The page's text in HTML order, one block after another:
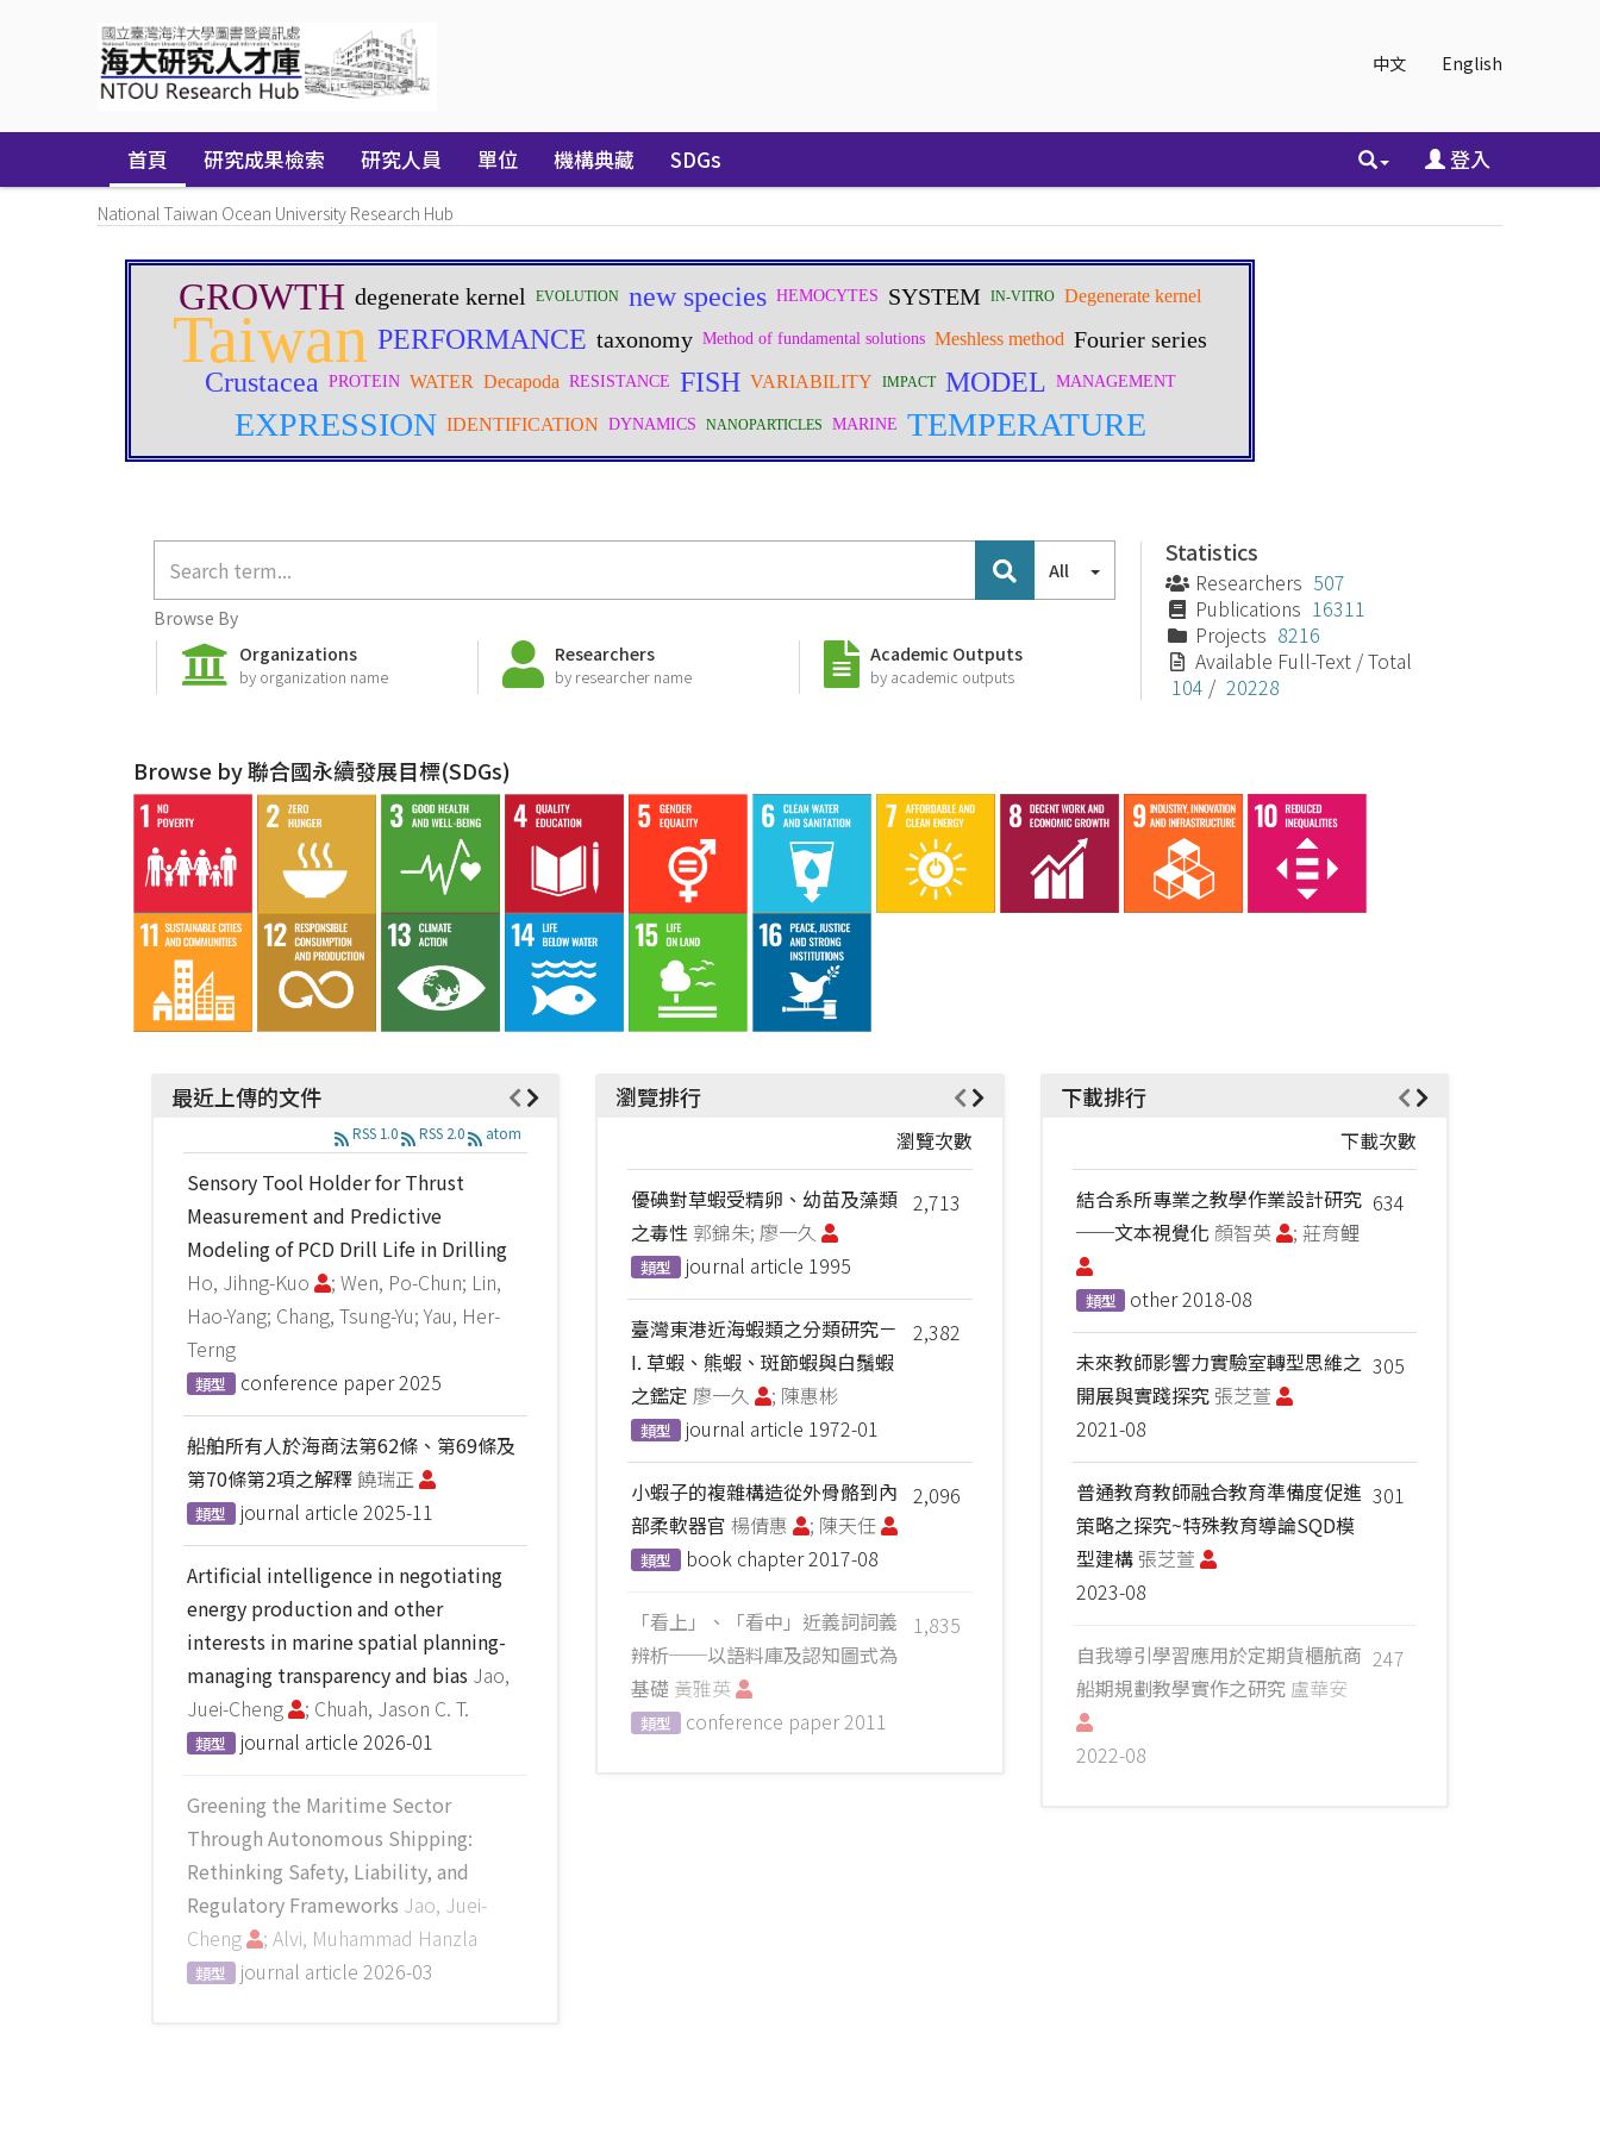
中文 English
首頁 研究成果檢索 研究人員 單位 機構典藏 SDGs 登入
National Taiwan Ocean University Research Hub
All
Browse By
Organizations
by organization name
Researchers
by researcher name
Academic Outputs
by academic outputs
Statistics
Researchers 507
Publications 16311
Projects 8216
Available Full-Text / Total
104 / 20228
Browse by 聯合國永續發展目標(SDGs)
最近上傳的文件
RSS 1.0 RSS 2.0 atom
Sensory Tool Holder for Thrust
Measurement and Predictive
Modeling of PCD Drill Life in Drilling
Ho, Jihng-Kuo
; Wen, Po-Chun; Lin,
Hao-Yang; Chang, Tsung-Yu; Yau, Her-
Terng
類型 conference paper2025
船舶所有人於海商法第62條、第69條及
第70條第2項之解釋饒瑞正
類型 journal article 2025-11
Artificial intelligence in negotiating
energy production and other
interests in marine spatial planning-
managing transparency and bias Jao,
Juei-Cheng
; Chuah, Jason C. T.
類型 journal article 2026-01
Greening the Maritime Sector
Through Autonomous Shipping:
Rethinking Safety, Liability, and
Regulatory Frameworks Jao, Juei-
Cheng
; Alvi, Muhammad Hanzla
類型 journal article 2026-03
瀏覽排行
瀏覽次數
2,713
優碘對草蝦受精卵、幼苗及藻類
之毒性郭錦朱; 廖一久
類型 journal article 1995
2,382
臺灣東港近海蝦類之分類研究－
I. 草蝦、熊蝦、斑節蝦與白鬚蝦
之鑑定 廖一久 ; 陳惠彬
類型 journal article 1972-01
2,096
小蝦子的複雜構造從外骨骼到內
部柔軟器官 楊倩惠 ; 陳天任
類型 book chapter2017-08
1,835
「看上」、「看中」近義詞詞義
辨析──以語料庫及認知圖式為
基礎 黃雅英
類型 conference paper2011
下載排行
下載次數
634
結合系所專業之教學作業設計研究
──文本視覺化 顏智英 ; 莊育鲤
類型 other2018-08
305
未來教師影響力實驗室轉型思維之
開展與實踐探究 張芝萱
2021-08
301
普通教育教師融合教育準備度促進
策略之探究~特殊教育導論SQD模
型建構 張芝萱
2023-08
247
自我導引學習應用於定期貨櫃航商
船期規劃教學實作之研究 盧華安
2022-08